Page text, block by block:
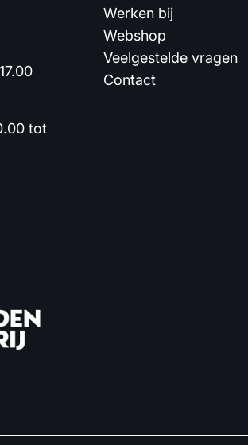
tot
Werken bij
Webshop
Veelgestelde vragen
Contact